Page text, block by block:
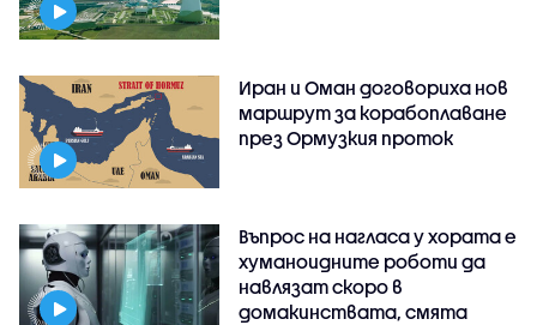
Иран и Оман договориха нов
маршрут за корабоплаване
през Ормузкия проток
Въпрос на нагласа у хората е
хуманоидните роботи да
навлязат скоро в
домакинствата, смята